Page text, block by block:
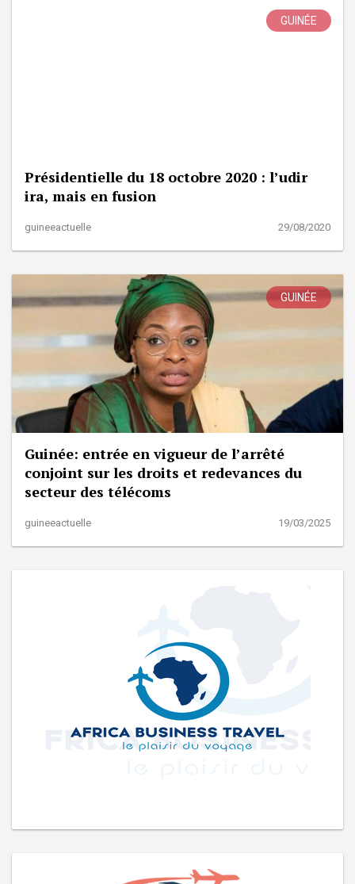
GUINÉE
Présidentielle du 18 octobre 2020 : l’udir
ira, mais en fusion
guineeactuelle 29/08/2020
GUINÉE
Guinée: entrée en vigueur de l’arrêté
conjoint sur les droits et redevances du
secteur des télécoms
guineeactuelle 19/03/2025